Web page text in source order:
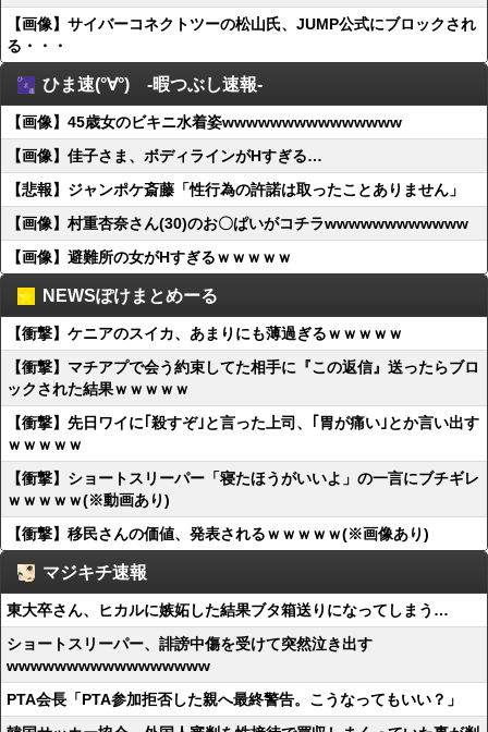
【画像】サイバーコネクトツーの松山氏、JUMP公式にブロックされ
る・・・
ひま速(°∀°) -暇つぶし速報-
【画像】45歳女のビキニ水着姿wwwwwwwwwwwwwww
【画像】佳子さま、ボディラインがHすぎる…
【悲報】ジャンポケ斎藤「性行為の許諾は取ったことありません」
【画像】村重杏奈さん(30)のお〇ぱいがコチラwwwwwwwwwwww
【画像】避難所の女がHすぎるｗｗｗｗｗ
NEWSぽけまとめーる
【衝撃】ケニアのスイカ、あまりにも薄過ぎるｗｗｗｗｗ
【衝撃】マチアプで会う約束してた相手に『この返信』送ったらブロ
ックされた結果ｗｗｗｗｗ
【衝撃】先日ワイに｢殺すぞ｣と言った上司、｢胃が痛い｣とか言い出す
ｗｗｗｗｗ
【衝撃】ショートスリーパー「寝たほうがいいよ」の一言にブチギレ
ｗｗｗｗｗ(※動画あり)
【衝撃】移民さんの価値、発表されるｗｗｗｗｗ(※画像あり)
マジキチ速報
東大卒さん、ヒカルに嫉妬した結果ブタ箱送りになってしまう…
ショートスリーパー、誹謗中傷を受けて突然泣き出す
wwwwwwwwwwwwwwwww
PTA会長「PTA参加拒否した親へ最終警告。こうなってもいい？」